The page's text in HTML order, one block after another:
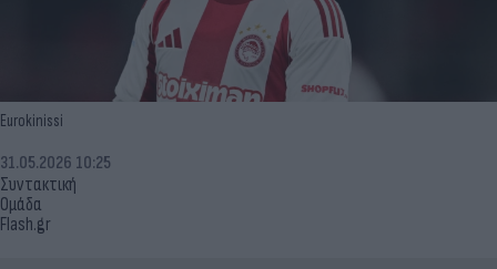
Eurokinissi
Συντακτική
Ομάδα
Flash.gr
31.05.2026 10:25